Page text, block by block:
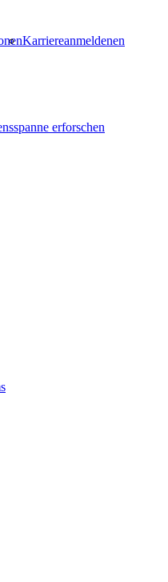
Karriereanmeldenen
erforschen